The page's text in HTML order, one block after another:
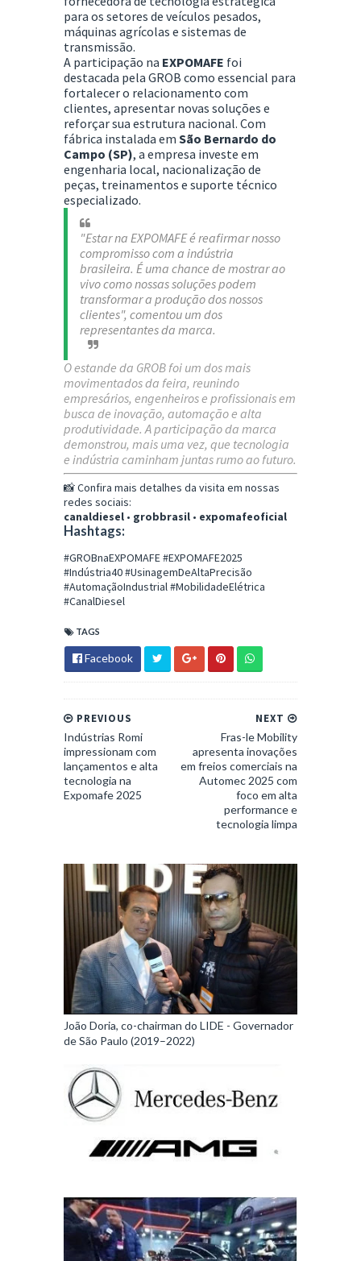
para os setores de veículos pesados,
máquinas agrícolas e sistemas de
transmissão.
A participação na EXPOMAFE foi
destacada pela GROB como essencial para
fortalecer o relacionamento com
clientes, apresentar novas soluções e
reforçar sua estrutura nacional. Com
fábrica instalada em São Bernardo do
Campo (SP), a empresa investe em
engenharia local, nacionalização de
peças, treinamentos e suporte técnico
especializado.
"Estar na EXPOMAFE é reafirmar nosso
compromisso com a indústria
brasileira. É uma chance de mostrar ao
vivo como nossas soluções podem
transformar a produção dos nossos
clientes", comentou um dos
representantes da marca.
O estande da GROB foi um dos mais
movimentados da feira, reunindo
empresários, engenheiros e profissionais em
busca de inovação, automação e alta
produtividade. A participação da marca
demonstrou, mais uma vez, que tecnologia
e indústria caminham juntas rumo ao futuro.
📸 Confira mais detalhes da visita em nossas
redes sociais:
canaldiesel • grobbrasil • expomafeoficial
Hashtags:
#GROBnaEXPOMAFE #EXPOMAFE2025
#Indústria40 #UsinagemDeAltaPrecisão
#AutomaçãoIndustrial #MobilidadeElétrica
#CanalDiesel
TAGS
Facebook
NEXT
Fras-le Mobility
apresenta inovações
em freios comerciais na
Automec 2025 com
foco em alta
performance e
tecnologia limpa
PREVIOUS
Indústrias Romi
impressionam com
lançamentos e alta
tecnologia na
Expomafe 2025
João Doria, co-chairman do LIDE - Governador
de São Paulo (2019–2022)